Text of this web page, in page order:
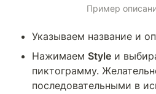
Пример
Указываем название и
Нажимаем Style и
пиктограмму.
последовательными в